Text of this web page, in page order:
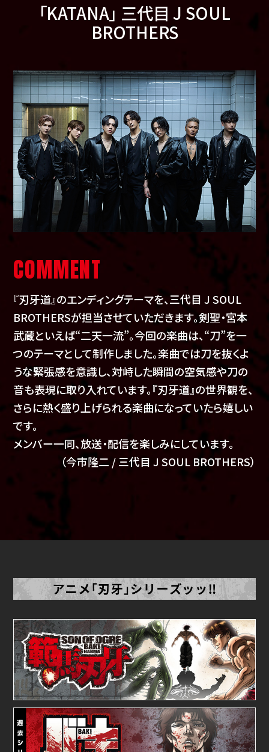
「KATANA」 三代目 J SOUL
BROTHERS
COMMENT
『刃牙道』のエンディングテーマを、三代目 J SOUL
BROTHERSが担当させていただきます。剣聖・宮本
武蔵といえば“二天一流”。今回の楽曲は、“刀”を一
つのテーマとして制作しました。楽曲では刀を抜くよ
うな緊張感を意識し、対峙した瞬間の空気感や刀の
音も表現に取り入れています。『刃牙道』の世界観を、
さらに熱く盛り上げられる楽曲になっていたら嬉しい
です。
メンバー一同、放送・配信を楽しみにしています。
（今市隆二 / 三代目 J SOUL BROTHERS）